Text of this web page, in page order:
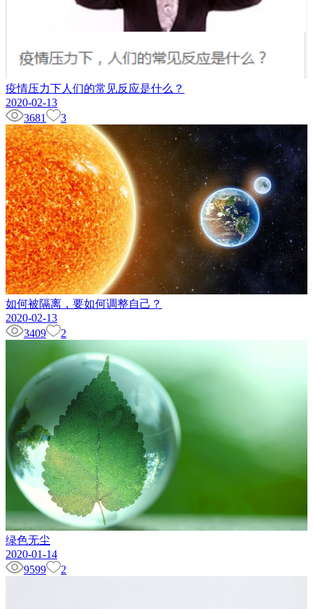
疫情压力下人们的常见反应是什么？
2020-02-13
3681
3
如何被隔离，要如何调整自己？
2020-02-13
3409
2
绿色无尘
2020-01-14
9599
2